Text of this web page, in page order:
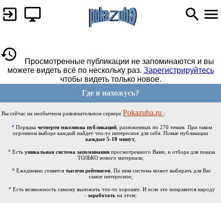
Просмотренные публикации не запоминаются и вы
можете видеть всё по нескольку раз. Зарегистрируйтесь
чтобы видеть только новое.
Где я нахожусь?
Вы сейчас на необычном развлекательном сервере Pokazuha.ru :
Порядка четверти миллиона публикаций, разложенных по 270 темам. При таком
огромном выборе каждый найдет что-то интересное для себя. Новые публикации
каждые 5-10 минут;
Есть уникальная система запоминания просмотренного Вами, и отбора для показа
ТОЛЬКО нового материала;
Ежедневно ставятся тысячи рейтингов . По ним система может выбирать для Вас
самое интересное;
Есть возможность самому выложить что-то хорошее. И если это понравится народу
- заработать на этом;